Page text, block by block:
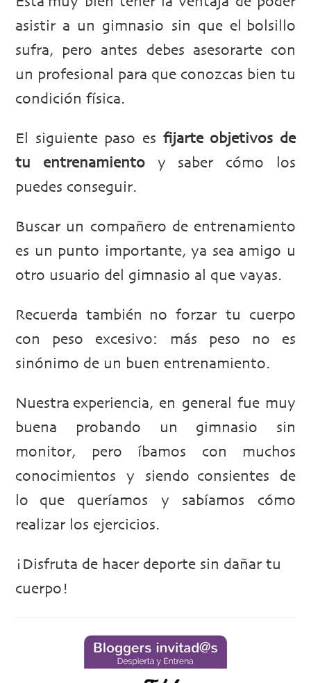
asistir a un gimnasio sin que el bolsillo
sufra, pero antes debes asesorarte con
un profesional para que conozcas bien tu
condición física.
El siguiente paso es fijarte objetivos de
tu entrenamientoy saber cómo los
puedes conseguir.
Buscar un compañero de entrenamiento
es un punto importante, ya sea amigo u
otro usuario del gimnasio al que vayas.
Recuerda también no forzar tu cuerpo
con peso excesivo: más peso no es
sinónimo de un buen entrenamiento.
Nuestra experiencia, en general fue muy
buena probando un gimnasio sin
monitor, pero íbamos con muchos
conocimientos y siendo consientes de
lo que queríamos y sabíamos cómo
realizar los ejercicios.
¡Disfruta de hacer deporte sin dañar tu
cuerpo!